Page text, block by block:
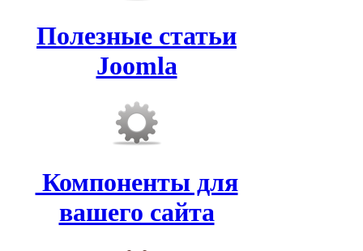
Полезные статьи
Joomla
Компоненты для
вашего сайта